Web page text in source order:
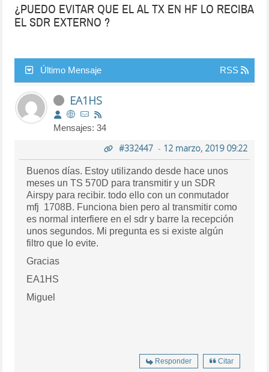
¿PUEDO EVITAR QUE EL AL TX EN HF LO RECIBA
EL SDR EXTERNO ?
Último Mensaje RSS
EA1HS
Mensajes: 34
#332447- 12 marzo, 2019 09:22
Buenos días. Estoy utilizando desde hace unos
meses un TS 570D para transmitir y un SDR
Airspy para recibir. todo ello con un conmutador
mfj 1708B. Funciona bien pero al transmitir como
es normal interfiere en el sdr y barre la recepción
unos segundos. Mi pregunta es si existe algún
filtro que lo evite.
Gracias
EA1HS
Miguel
Responder Citar